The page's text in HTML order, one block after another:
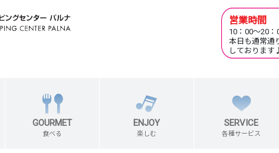
営業時間
10：00～20：
本日も通常通
しております
GOURMET
食べる
ENJOY
楽しむ
SERVICE
各種サービス